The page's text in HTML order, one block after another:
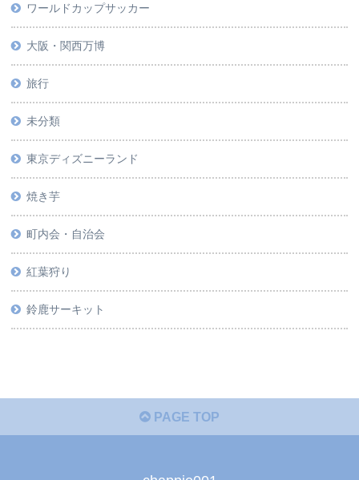
ワールドカップサッカー
大阪・関西万博
旅行
未分類
東京ディズニーランド
焼き芋
町内会・自治会
紅葉狩り
鈴鹿サーキット
PAGE TOP